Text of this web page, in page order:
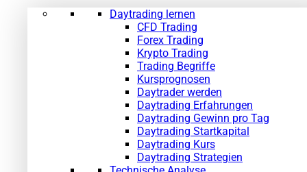
Daytrading lernen
CFD Trading
Forex Trading
Krypto Trading
Trading Begriffe
Kursprognosen
Daytrader werden
Daytrading Erfahrungen
Daytrading Gewinn pro Tag
Daytrading Startkapital
Daytrading Kurs
Daytrading Strategien